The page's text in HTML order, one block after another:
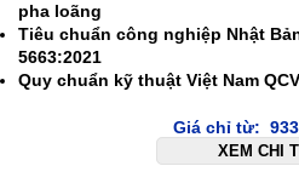
pha loãng
Tiêu chuẩn công nghiệp Nhật
5663:2021
Quy chuẩn kỹ thuật Việt Nam
Giá chỉ từ:
XEM CHI